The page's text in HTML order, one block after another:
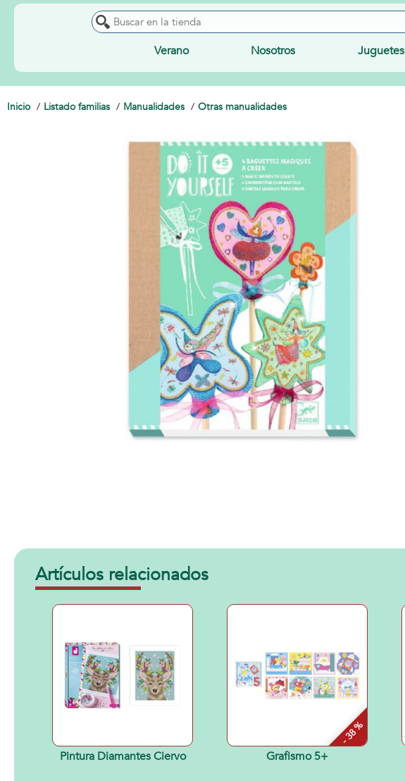
Verano Nosotros Juguetes
Inicio Listado familias Manualidades Otras manualidades
Artículos relacionados
Pintura Diamantes Ciervo
- 38 %
Grafismo 5+